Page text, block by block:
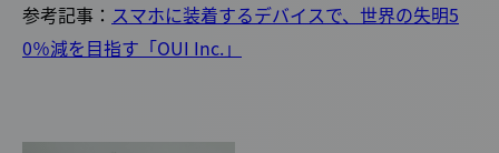
参考記事： スマホに装着するデバイスで、世界の失明5
0％減を目指す「OUI Inc.」